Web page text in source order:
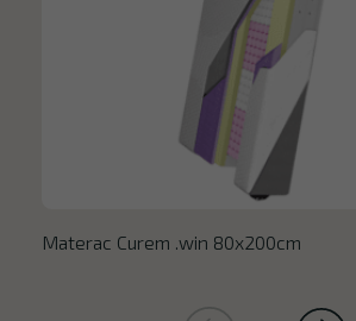
Materac Curem .win 80x200cm